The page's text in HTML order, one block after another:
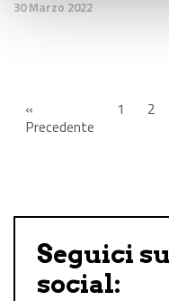
30 Marzo 2022
«
Precedente
1 2
Seguici
social: